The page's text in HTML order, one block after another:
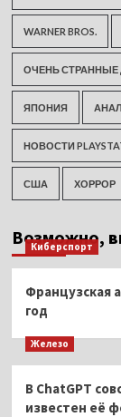
WARNER BROS.
ОЧЕНЬ СТРАННЫЕ
ЯПОНИЯ
НОВОСТИ
США ХОРРОР
Возможно,
Киберспорт
Французская
год
Железо
В ChatGPT
известен её